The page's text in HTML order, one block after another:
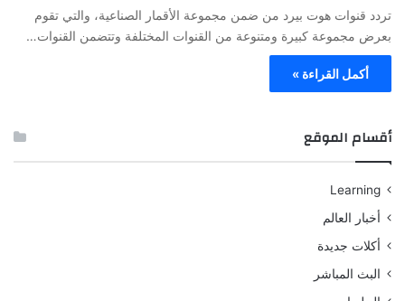
تردد قنوات هوت بيرد من ضمن مجموعة الأقمار الصناعية، والتي تقوم
بعرض مجموعة كبيرة ومتنوعة من القنوات المختلفة وتتضمن القنوات…
أكمل القراءة »
أقسام الموقع
Learning
أخبار العالم
أكلات جديدة
البث المباشر